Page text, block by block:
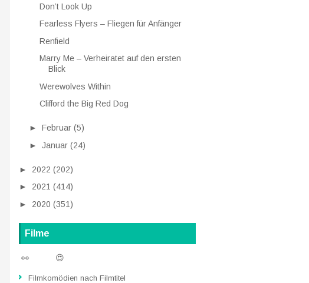
Don’t Look Up
Fearless Flyers – Fliegen für Anfänger
Renfield
Marry Me – Verheiratet auf den ersten
Blick
Werewolves Within
Clifford the Big Red Dog
► Februar (5)
► Januar (24)
► 2022 (202)
► 2021 (414)
► 2020 (351)
Filme
👀 😍
Filmkomödien nach Filmtitel